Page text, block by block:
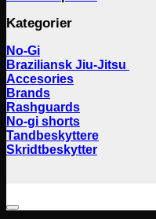
Kategorier
No-Gi
Braziliansk Jiu-Jitsu
Accesories
Brands
Rashguards
No-gi shorts
Tandbeskyttere
Skridtbeskytter